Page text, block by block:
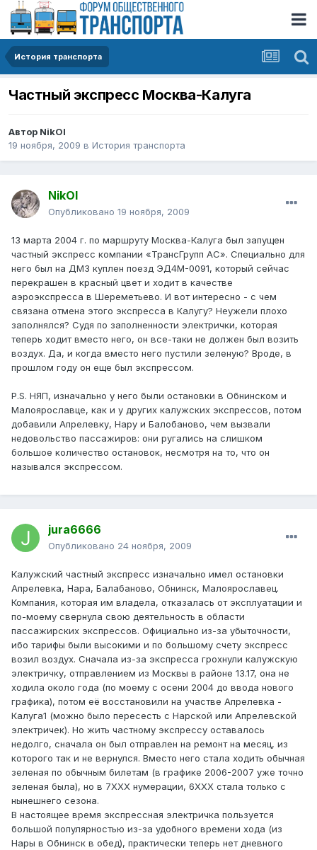
История транспорта
Частный экспресс Москва-Калуга
Автор NikOl
19 ноября, 2009 в История транспорта
NikOl
Опубликовано 19 ноября, 2009
13 марта 2004 г. по маршруту Москва-Калуга был запущен
частный экспресс компании «ТрансГрупп АС». Специально для
него был на ДМЗ куплен поезд ЭД4М-0091, который сейчас
перекрашен в красный цвет и ходит в качестве
аэроэкспресса в Шереметьево. И вот интересно - с чем
связана отмена этого экспресса в Калугу? Неужели плохо
заполнялся? Судя по заполненности электрички, которая
теперь ходит вместо него, он все-таки не должен был возить
воздух. Да, и когда вместо него пустили зеленую? Вроде, в
прошлом году он еще был экспрессом.
P.S. НЯП, изначально у него были остановки в Обнинском и
Малоярославце, как и у других калужских экспрессов, потом
добавили Апрелевку, Нару и Балобаново, чем вызвали
недовольство пассажиров: они ругались на слишком
большое количество остановок, несмотря на то, что он
назывался экспрессом.
jura6666
Опубликовано 24 ноября, 2009
Калужский частный экспресс изначально имел остановки
Апрелевка, Нара, Балабаново, Обнинск, Малоярославец.
Компания, которая им владела, отказалась от эксплуатации и
по-моему свернула свою деятельность в области
пассажирских экспрессов. Официально из-за убыточности,
ибо тарифы были высокими и по большому счету экспресс
возил воздух. Сначала из-за экспресса грохнули калужскую
электричку, отправлением из Москвы в районе 13.17, она не
ходила около года (по моему с осени 2004 до ввода нового
графика), потом её восстановили на участве Апрелевка -
Калуга1 (можно было пересесть с Нарской или Апрелевской
электричек). Но жить частному экспрессу оставалось
недолго, сначала он был отправлен на ремонт на месяц, из
которого так и не вернулся. Вместо него стала ходить обычная
зеленая по обычным билетам (в графике 2006-2007 уже точно
зеленая была), но в 7ХХХ нумерации, 6ХХХ стала только с
нынешнего сезона.
В настоящее время экспрессная электричка пользуется
большой популярностью из-за удобного времени хода (из
Нары в Обнинск в обед), практически теперь нет дневного